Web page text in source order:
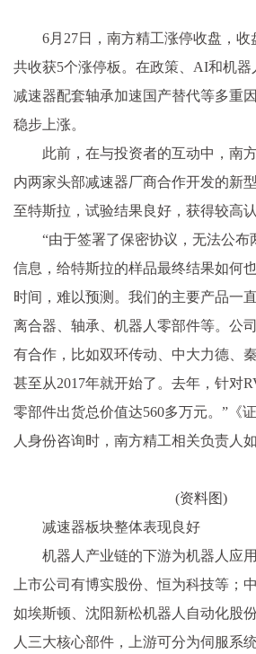
6月27日，南方精工涨停收盘，收
共收获5个涨停板。在政策、AI和机
减速器配套轴承加速国产替代等多重
稳步上涨。
此前，在与投资者的互动中，南
内两家头部减速器厂商合作开发的新
至特斯拉，试验结果良好，获得较高认
“由于签署了保密协议，无法公布
信息，给特斯拉的样品最终结果如何
时间，难以预测。我们的主要产品一
离合器、轴承、机器人零部件等。公
有合作，比如双环传动、中大力德、
甚至从2017年就开始了。去年，针对
零部件出货总价值达560多万元。”《
人身份咨询时，南方精工相关负责人如
(资料图)
减速器板块整体表现良好
机器人产业链的下游为机器人应
上市公司有博实股份、恒为科技等；
如埃斯顿、沈阳新松机器人自动化股
人三大核心部件，上游可分为伺服系